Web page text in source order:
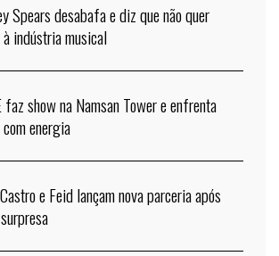
Spears desabafa e diz que não quer
indústria musical
show na Namsan Tower e enfrenta
energia
e Feid lançam nova parceria após